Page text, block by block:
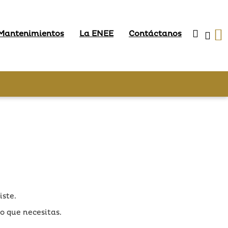
La ENEE Contáctanos
que necesitas.